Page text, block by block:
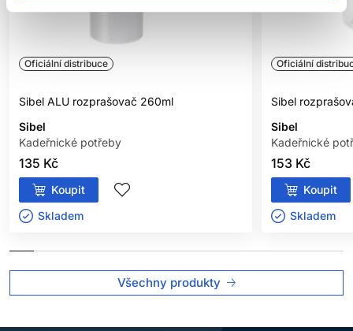
Oficiální distribuce
Sibel ALU rozprašovač 260ml
Sibel
Kadeřnické potřeby
135 Kč
Koupit
Skladem ㅤ
Oficiální
Sibel
Sibel
Kadeřnické
153 Kč
Koupit
Skladem ㅤ
Všechny produkty